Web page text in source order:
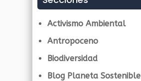
Activismo Ambiental
Antropoceno
Biodiversidad
Blog Planeta Sostenible